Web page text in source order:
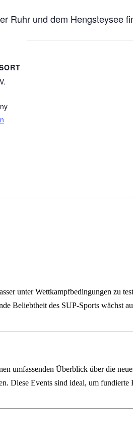
Ruhr und dem Hengsteysee
unter Wettkampfbedingungen zu
Beliebtheit des SUP‑Sports wächst
umfassenden Überblick über die
Diese Events sind ideal, um